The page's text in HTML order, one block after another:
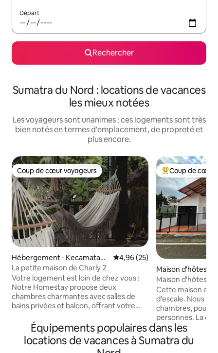
Départ
Rechercher
Sumatra du Nord : locations de vacances
les mieux notées
Les voyageurs sont unanimes : ces logements sont très
bien notés en termes d'emplacement, de propreté et
plus encore.
Coup de cœur voyageurs
Coup de cœur voyageurs
Hébergement ⋅ Kecamatan
Bohorok
Évaluation moyenne sur la
4,96 (25)
La petite maison de Charly 2
Votre logement est loin de chez vous :
Notre Homestay propose deux
chambres charmantes avec salles de
bains privées et balcon, offrant votre
imprenable sur la rivière et du
magnifique paysage du parc national de
Gunung Leuser depuis votre balcon.
Coups de cœur
Coup de cœur
Maison d'hôtes ⋅
ndiangin Koto
Maison d'hôtes
Cette maison a le
d'escale. Nous
chambres,
personnes. La
Jam Gadang est
tour de l'horloge
à pied. Il y a la
Équipements populaires dans les
locations de vacances à Sumatra du